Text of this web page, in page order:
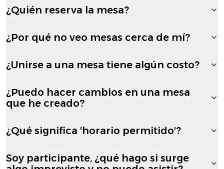
¿Quién reserva la mesa?
¿Por qué no veo mesas cerca de mí?
¿Unirse a una mesa tiene algún costo?
¿Puedo hacer cambios en una mesa
que he creado?
¿Qué significa 'horario permitido'?
Soy participante, ¿qué hago si surge